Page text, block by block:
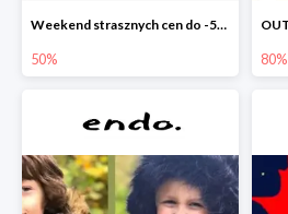
Weekend strasznych cen do -50%
50% 80%